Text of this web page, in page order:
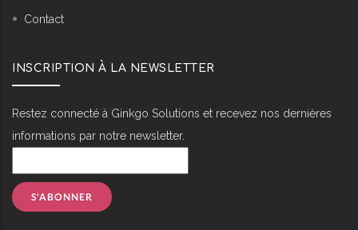
Contact
INSCRIPTION À LA NEWSLETTER
Restez connecté à Ginkgo Solutions et recevez nos dernières
informations par notre newsletter.